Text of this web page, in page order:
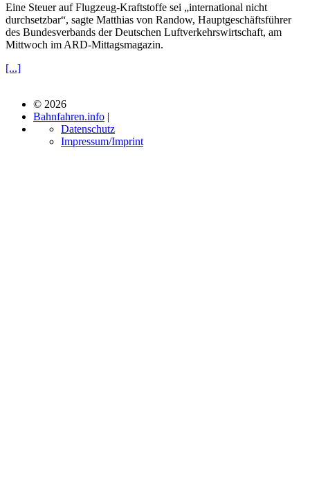
Eine Steuer auf Flugzeug-Kraftstoffe sei „international nicht
durchsetzbar“, sagte Matthias von Randow, Hauptgeschäftsführer
des Bundesverbands der Deutschen Luftverkehrswirtschaft, am
Mittwoch im ARD-Mittagsmagazin.
[...]
© 2026
Bahnfahren.info |
Datenschutz
Impressum/Imprint